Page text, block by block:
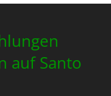
auf Santo